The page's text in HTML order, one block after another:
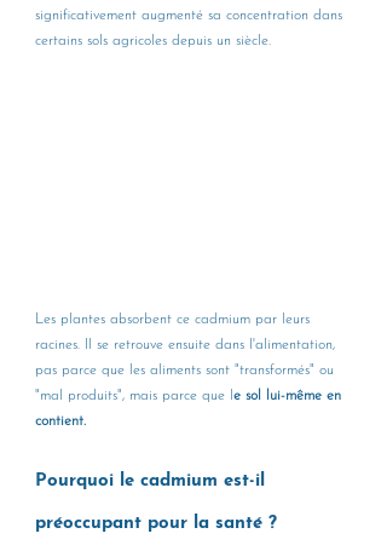
significativement augmenté sa concentration dans
certains sols agricoles depuis un siècle.
Les plantes absorbent ce cadmium par leurs
racines. Il se retrouve ensuite dans l'alimentation,
pas parce que les aliments sont "transformés" ou
"mal produits", mais parce que l e sol lui-même en
contient.
Pourquoi le cadmium est-il
préoccupant pour la santé ?